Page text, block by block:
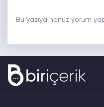
Bu yazıya henüz yorum